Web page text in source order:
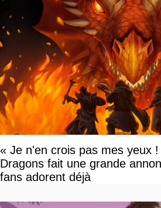
« Je n'en crois pas mes yeux
Dragons fait une grande
fans adorent déjà